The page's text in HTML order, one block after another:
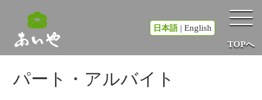
日本語 | English
TOPへ
パート・アルバイト